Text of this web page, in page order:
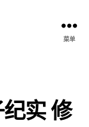
菜单
实 修